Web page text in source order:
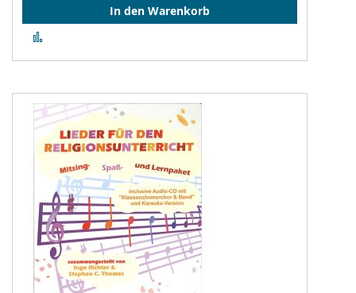
In den Warenkorb
hinzufügen